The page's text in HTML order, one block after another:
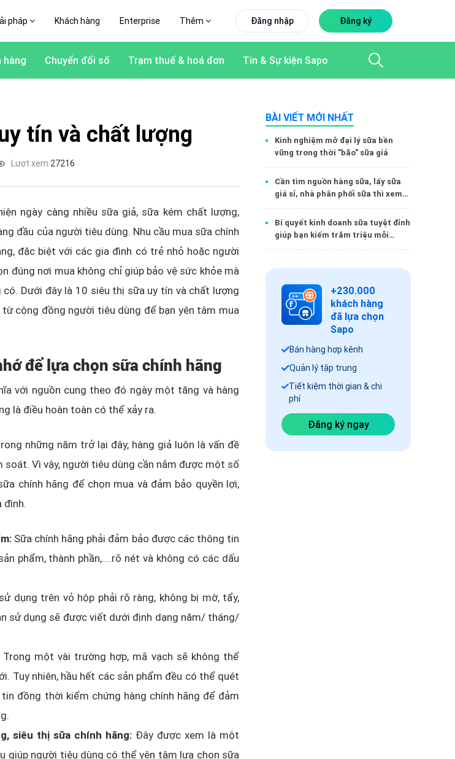
pháp Khách hàng Enterprise Thêm Đăng nhập Đăng ký
hàng Chuyển đổi số Trạm thuế & hoá đơn Tin & Sự kiện Sapo
BÀI VIẾT MỚI NHẤT
Kinh nghiệm mở đại lý sữa bền
vững trong thời "bão" sữa giả
Cần tìm nguồn hàng sữa, lấy sữa
giá sỉ, nhà phân phối sữa thì xem
ngay bài viết này!
Bí quyết kinh doanh sữa tuyệt đỉnh
giúp bạn kiếm trăm triệu mỗi
tháng
+230.000
khách hàng
đã lựa chọn
Sapo
Bán hàng hợp kênh
Quản lý tập trung
Tiết kiệm thời gian & chi
phí
Đăng ký ngay
tín và chất lượng
Lượt xem 27216
ngày càng nhiều sữa giả, sữa kém chất lượng,
đầu của người tiêu dùng. Nhu cầu mua sữa chính
đặc biệt với các gia đình có trẻ nhỏ hoặc người
đúng nơi mua không chỉ giúp bảo vệ sức khỏe mà
Dưới đây là 10 siêu thị sữa uy tín và chất lượng
từ cộng đồng người tiêu dùng để bạn yên tâm mua
để lựa chọn sữa chính hãng
với nguồn cung theo đó ngày một tăng và hàng
là điều hoàn toàn có thể xảy ra.
những năm trở lại đây, hàng giả luôn là vấn đề
soát. Vì vậy, người tiêu dùng cần nắm được một số
chính hãng để chọn mua và đảm bảo quyền lợi,
đình.
Sữa chính hãng phải đảm bảo được các thông tin
phẩm, thành phần,....rõ nét và không có các dấu
dụng trên vỏ hộp phải rõ ràng, không bị mờ, tẩy,
sử dụng sẽ được viết dưới định dạng năm/ tháng/
một vài trường hợp, mã vạch sẽ không thể
Tuy nhiên, hầu hết các sản phẩm đều có thể quét
đồng thời kiểm chứng hàng chính hãng để đảm
siêu thị sữa chính hãng: Đây được xem là một
giúp người tiêu dùng có thể yên tâm lựa chọn sữa